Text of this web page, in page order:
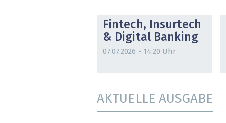
Fintech, Insurtech
& Digital Banking
07.07.2026 - 14:20 Uhr
AKTUELLE AUSGABE